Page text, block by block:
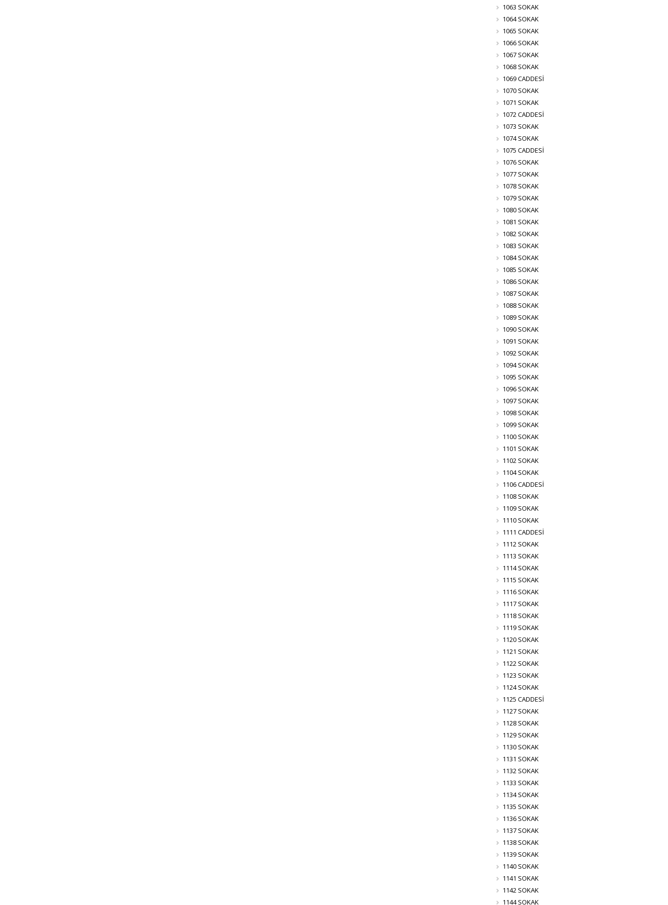
1063 SOKAK
1064 SOKAK
1065 SOKAK
1066 SOKAK
1067 SOKAK
1068 SOKAK
1069 CADDESİ
1070 SOKAK
1071 SOKAK
1072 CADDESİ
1073 SOKAK
1074 SOKAK
1075 CADDESİ
1076 SOKAK
1077 SOKAK
1078 SOKAK
1079 SOKAK
1080 SOKAK
1081 SOKAK
1082 SOKAK
1083 SOKAK
1084 SOKAK
1085 SOKAK
1086 SOKAK
1087 SOKAK
1088 SOKAK
1089 SOKAK
1090 SOKAK
1091 SOKAK
1092 SOKAK
1094 SOKAK
1095 SOKAK
1096 SOKAK
1097 SOKAK
1098 SOKAK
1099 SOKAK
1100 SOKAK
1101 SOKAK
1102 SOKAK
1104 SOKAK
1106 CADDESİ
1108 SOKAK
1109 SOKAK
1110 SOKAK
1111 CADDESİ
1112 SOKAK
1113 SOKAK
1114 SOKAK
1115 SOKAK
1116 SOKAK
1117 SOKAK
1118 SOKAK
1119 SOKAK
1120 SOKAK
1121 SOKAK
1122 SOKAK
1123 SOKAK
1124 SOKAK
1125 CADDESİ
1127 SOKAK
1128 SOKAK
1129 SOKAK
1130 SOKAK
1131 SOKAK
1132 SOKAK
1133 SOKAK
1134 SOKAK
1135 SOKAK
1136 SOKAK
1137 SOKAK
1138 SOKAK
1139 SOKAK
1140 SOKAK
1141 SOKAK
1142 SOKAK
1144 SOKAK